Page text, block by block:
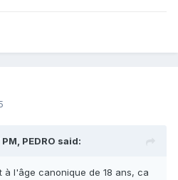
PEDRO said:
l'âge canonique de 18 ans, ca